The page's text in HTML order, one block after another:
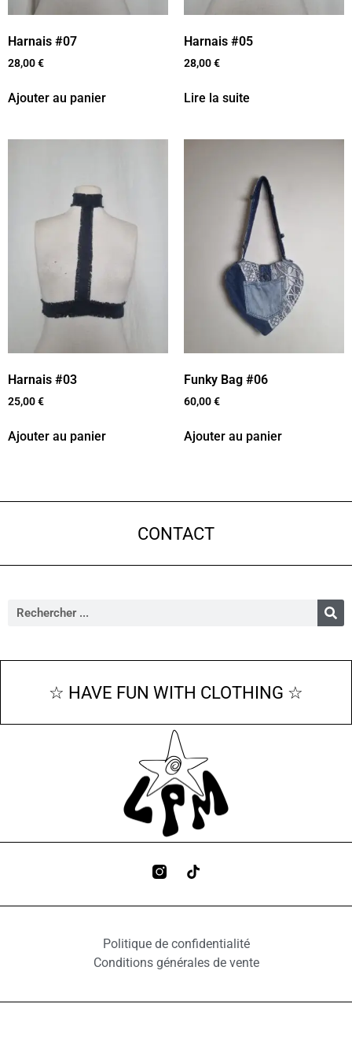
Harnais #07
28,00€
Ajouter au panier
Harnais #05
28,00€
Lire la suite
Harnais #03
25,00€
Ajouter au panier
Funky Bag #06
60,00€
Ajouter au panier
CONTACT
☆ HAVE FUN WITH CLOTHING ☆
Politique de confidentialité
Conditions générales de vente